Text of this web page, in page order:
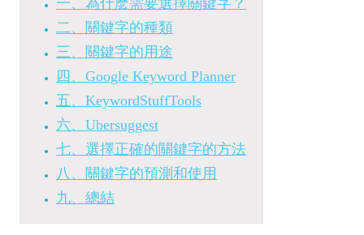
二、關鍵字的種類
三、關鍵字的用途
四、Google Keyword Planner
五、KeywordStuffTools
六、Ubersuggest
七、選擇正確的關鍵字的方法
八、關鍵字的預測和使用
九、總結